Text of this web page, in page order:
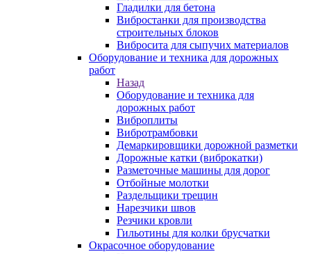
Гладилки для бетона
Вибростанки для производства
строительных блоков
Вибросита для сыпучих материалов
Оборудование и техника для дорожных
работ
Назад
Оборудование и техника для
дорожных работ
Виброплиты
Вибротрамбовки
Демаркировщики дорожной разметки
Дорожные катки (виброкатки)
Разметочные машины для дорог
Отбойные молотки
Раздельщики трещин
Нарезчики швов
Резчики кровли
Гильотины для колки брусчатки
Окрасочное оборудование